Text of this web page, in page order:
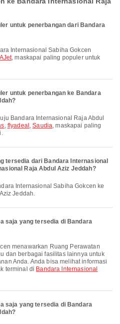
untuk penerbangan dari Bandara
AJet, maskapai paling populer untuk
untuk penerbangan ke Bandara
, flyadeal ,Saudia, maskapai paling
tersedia dari Bandara Internasional
Raja Abdul Aziz Jeddah?
Jeddah.
saja yang tersedia di Bandara
dan berbagai fasilitas lainnya untuk
Anda. Anda bisa melihat informasi
terminal di Bandara Internasional
saja yang tersedia di Bandara